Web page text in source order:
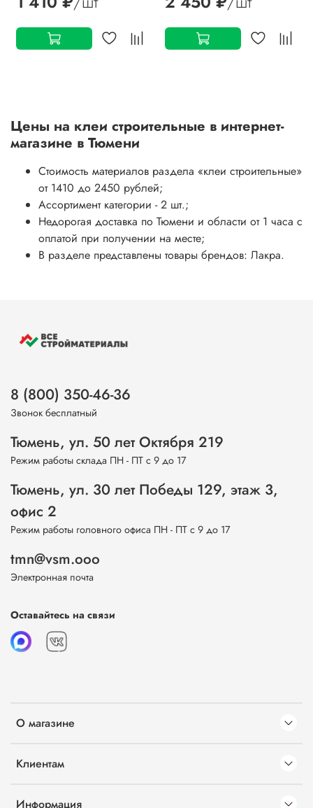
Цены на клеи строительные в интернет-
магазине в Тюмени
Стоимость материалов раздела «клеи строительные»
от 1410 до 2450 рублей;
Ассортимент категории - 2 шт.;
Недорогая доставка по Тюмени и области от 1 часа с
оплатой при получении на месте;
В разделе представлены товары брендов: Лакра.
О магазине
Клиентам
Информация
8 (800) 350-46-36
Звонок бесплатный
Тюмень, ул. 50 лет Октября 219
Режим работы склада ПН - ПТ с 9 до 17
Тюмень, ул. 30 лет Победы 129, этаж 3,
офис 2
Режим работы головного офиса ПН - ПТ с 9 до 17
tmn@vsm.ooo
Электронная почта
Оставайтесь на связи